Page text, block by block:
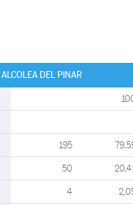
DEL PINAR
195
50
4